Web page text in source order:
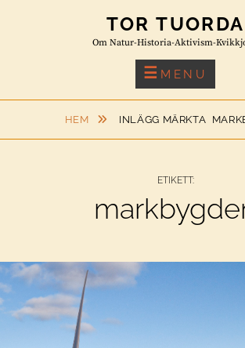
TOR TUORDA
Om Natur-Historia-Aktivism-
MENU
HEM INLÄGG MÄRKTA
ETIKETT: